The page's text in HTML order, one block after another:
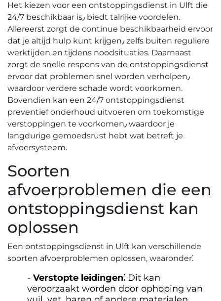
Het kiezen voor een ontstoppingsdienst in Ulft die
24/7 beschikbaar is٫ biedt talrijke voordelen.​
Allereerst zorgt de continue beschikbaarheid ervoor
dat je altijd hulp kunt krijgen٫ zelfs buiten reguliere
werktijden en tijdens noodsituaties. Daarnaast
zorgt de snelle respons van de ontstoppingsdienst
ervoor dat problemen snel worden verholpen٫
waardoor verdere schade wordt voorkomen.​
Bovendien kan een 24/7 ontstoppingsdienst
preventief onderhoud uitvoeren om toekomstige
verstoppingen te voorkomen٫ waardoor je
langdurige gemoedsrust hebt wat betreft je
afvoersysteem.​
Soorten
afvoerproblemen die een
ontstoppingsdienst kan
oplossen
Een ontstoppingsdienst in Ulft kan verschillende
soorten afvoerproblemen oplossen, waaronder⁚
Verstopte leidingen⁚ Dit kan
veroorzaakt worden door ophoping van